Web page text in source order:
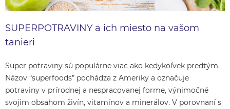
SUPERPOTRAVINY a ich miesto na vašom
tanieri
Super potraviny sú populárne viac ako kedykoľvek predtým.
Názov “superfoods” pochádza z Ameriky a označuje
potraviny v prírodnej a nespracovanej forme, výnimočné
svojim obsahom živín, vitamínov a minerálov. V porovnaní s